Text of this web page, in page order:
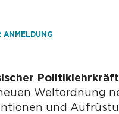
ANMELDUNG
Weltordnung
und